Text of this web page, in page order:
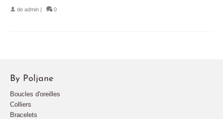
de admin | 0
By Poljane
Boucles d'oreilles
Colliers
Bracelets